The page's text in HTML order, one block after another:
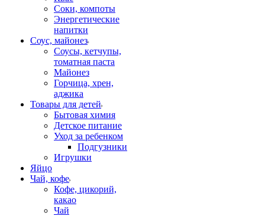
Соки, компоты
Энергетические
напитки
Соус, майонез
Соусы, кетчупы,
томатная паста
Майонез
Горчица, хрен,
аджика
Товары для детей
Бытовая химия
Детское питание
Уход за ребенком
Подгузники
Игрушки
Яйцо
Чай, кофе
Кофе, цикорий,
какао
Чай